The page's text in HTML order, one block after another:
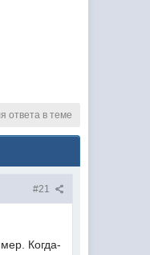
ответа в теме
#21
Когда-